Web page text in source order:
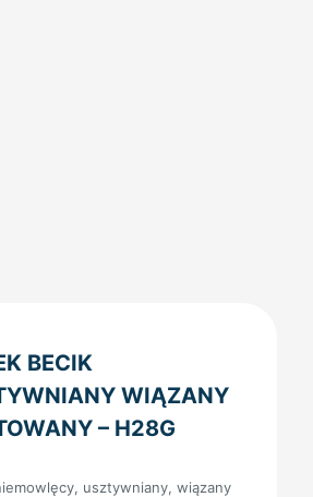
BECIK
WIĄZANY
– H28G
usztywniany, wiązany